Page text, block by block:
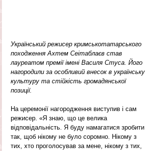
Український режисер кримськотатарського
походження Ахтем Сеітаблаєв став
лауреатом премії імені Василя Стуса. Його
нагородили за особливий внесок в українську
культуру та стійкість громадянської
позиції.
На церемонії нагородження виступив і сам
режисер. «Я знаю, що це велика
відповідальність. Я буду намагатися зробити
так, щоб нікому не було соромно. Нікому з
тих, хто проголосував за мене, нікому з тих,